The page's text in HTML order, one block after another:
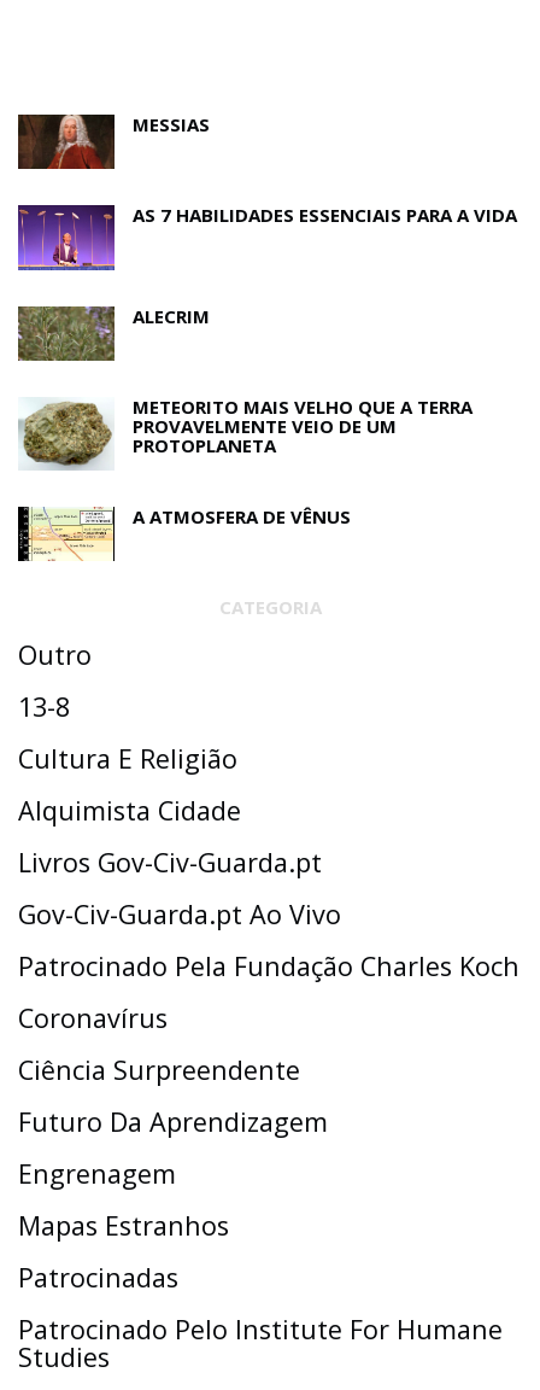
MESSIAS
AS 7 HABILIDADES ESSENCIAIS PARA A VIDA
ALECRIM
METEORITO MAIS VELHO QUE A TERRA
PROVAVELMENTE VEIO DE UM
PROTOPLANETA
A ATMOSFERA DE VÊNUS
CATEGORIA
Outro
13-8
Cultura E Religião
Alquimista Cidade
Livros Gov-Civ-Guarda.pt
Gov-Civ-Guarda.pt Ao Vivo
Patrocinado Pela Fundação Charles Koch
Coronavírus
Ciência Surpreendente
Futuro Da Aprendizagem
Engrenagem
Mapas Estranhos
Patrocinadas
Patrocinado Pelo Institute For Humane
Studies